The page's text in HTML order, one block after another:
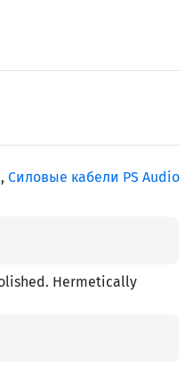
, Силовые кабели PS Audio
Hermetically